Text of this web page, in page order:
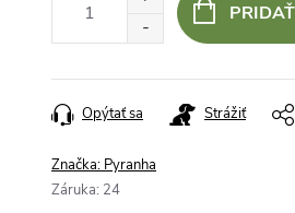
Opýtať sa Strážiť
Značka: Pyranha
Záruka: 24